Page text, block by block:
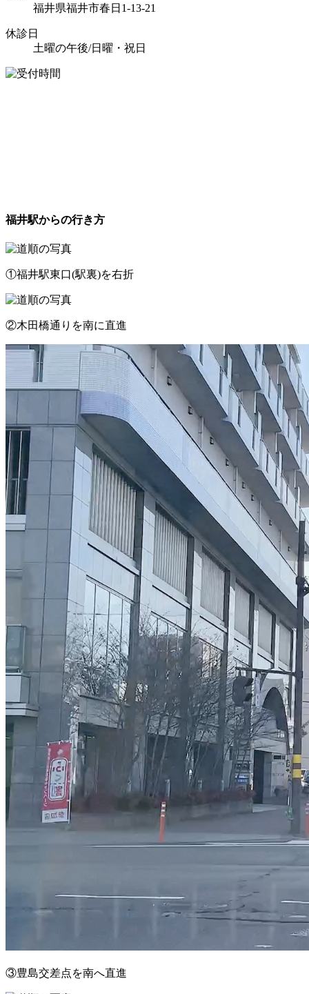
福井県福井市春日1-13-21
休診日
土曜の午後/日曜・祝日
福井駅からの行き方
①福井駅東口(駅裏)を右折
②木田橋通りを南に直進
③豊島交差点を南へ直進